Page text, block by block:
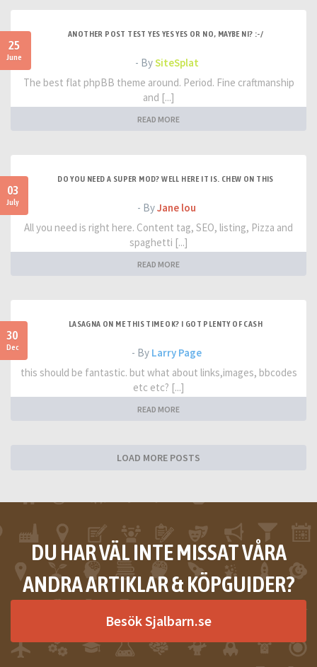
25
June
ANOTHER POST TEST YES YES YES OR NO, MAYBE NI? :-/
- BySiteSplat
The best flat phpBB theme around. Period. Fine craftmanship
and [...]
READ MORE
03
July
DO YOU NEED A SUPER MOD? WELL HERE IT IS. CHEW ON THIS
- ByJane lou
All you need is right here. Content tag, SEO, listing, Pizza and
spaghetti [...]
READ MORE
30
Dec
LASAGNA ON ME THIS TIME OK? I GOT PLENTY OF CASH
- By Larry Page
this should be fantastic. but what about links,images, bbcodes
etc etc? [...]
READ MORE
LOAD MORE POSTS
DU HAR VÄL INTE MISSAT VÅRA
ANDRA ARTIKLAR & KÖPGUIDER?
Besök Sjalbarn.se